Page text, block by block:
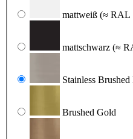
mattweiß (≈ RAL
mattschwarz (≈
Stainless
Brushed Gold